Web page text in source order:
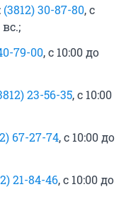
(3812) 30-87-80, с
79-00, с 10:00 до
23-56-35, с 10:00
67-27-74, с 10:00 до
21-84-46, с 10:00 до